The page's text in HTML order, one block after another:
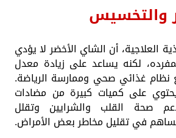
والتخسيس
العلاجية، أن الشاي الأخضر لا يؤدي
لكنه يساعد على زيادة معدل
نظام غذائي صحي وممارسة الرياضة.
على كميات كبيرة من مضادات
صحة القلب والشرايين وتقلل
تساهم في تقليل مخاطر بعض الأمراض.